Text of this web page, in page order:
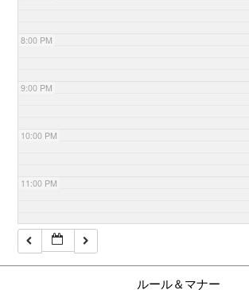
8:00 PM
9:00 PM
10:00 PM
11:00 PM
ルール＆マナー